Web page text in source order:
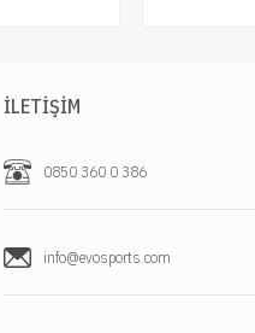
İLETIŞIM
0850 360 0 386
info@evosports.com